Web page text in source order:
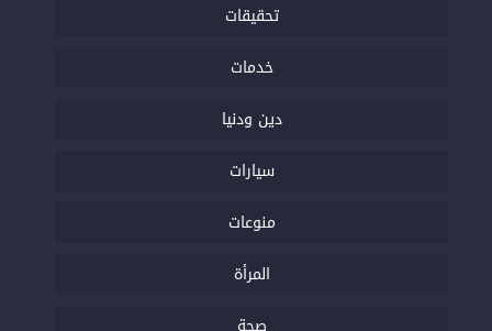
تحقيقات
خدمات
دين ودنيا
سيارات
منوعات
المرأة